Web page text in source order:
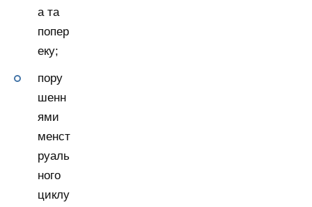
а та
попер
еку;
пору
шенн
ями
менст
руаль
ного
циклу